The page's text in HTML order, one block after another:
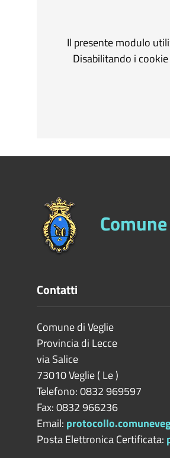
Il presente modulo
Disabilitando i
Contatti
Comune di Veglie
Provincia di Lecce
via Salice
73010Veglie( Le)
Telefono: 0832 969597
Fax: 0832 966236
Email:
Posta Elettronica Certificata: